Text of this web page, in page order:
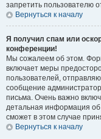
запретить пользователю
Вернуться к началу
Я получил спам или
конференции!
Мы сожалеем об этом.
включает меры
пользователей,
сообщение
письма. Очень важно
детальная информация
сможет в этом случае
Вернуться к началу